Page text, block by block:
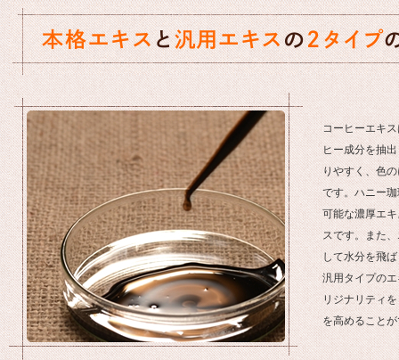
コーヒーエキ
ヒー成分を抽
りやすく、色
です。ハニー
可能な濃厚エ
スです。また
して水分を飛
汎用タイプの
リジナリティ
を高めること